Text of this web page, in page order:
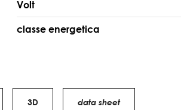
Volt
classe energetica
3D data sheet